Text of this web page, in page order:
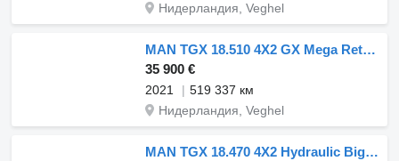
Нидерландия, Veghel
MAN TGX 18.510 4X2 GX Mega Retarder 2xTanks ACC Standklima
35 900 €
2021
519 337 км
Нидерландия, Veghel
MAN TGX 18.470 4X2 Hydraulic Big-Axle